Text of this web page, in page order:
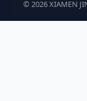
© 2026XIAMEN